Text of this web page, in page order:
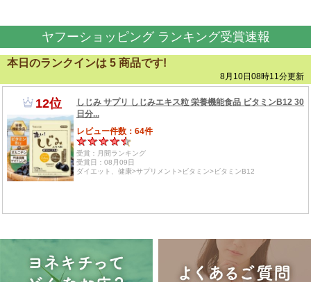
ヤフーショッピング ランキング受賞速報